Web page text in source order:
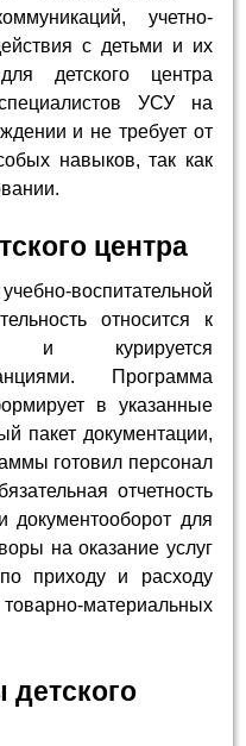
учетно-
с детьми и их
детского центра
УСУ на
и не требует от
навыков, так как
центра
воспитательной
относится к
и курируется
Программа
в указанные
пакет документации,
готовил персонал
отчетность
документооборот для
на оказание услуг
приходу и расходу
материальных